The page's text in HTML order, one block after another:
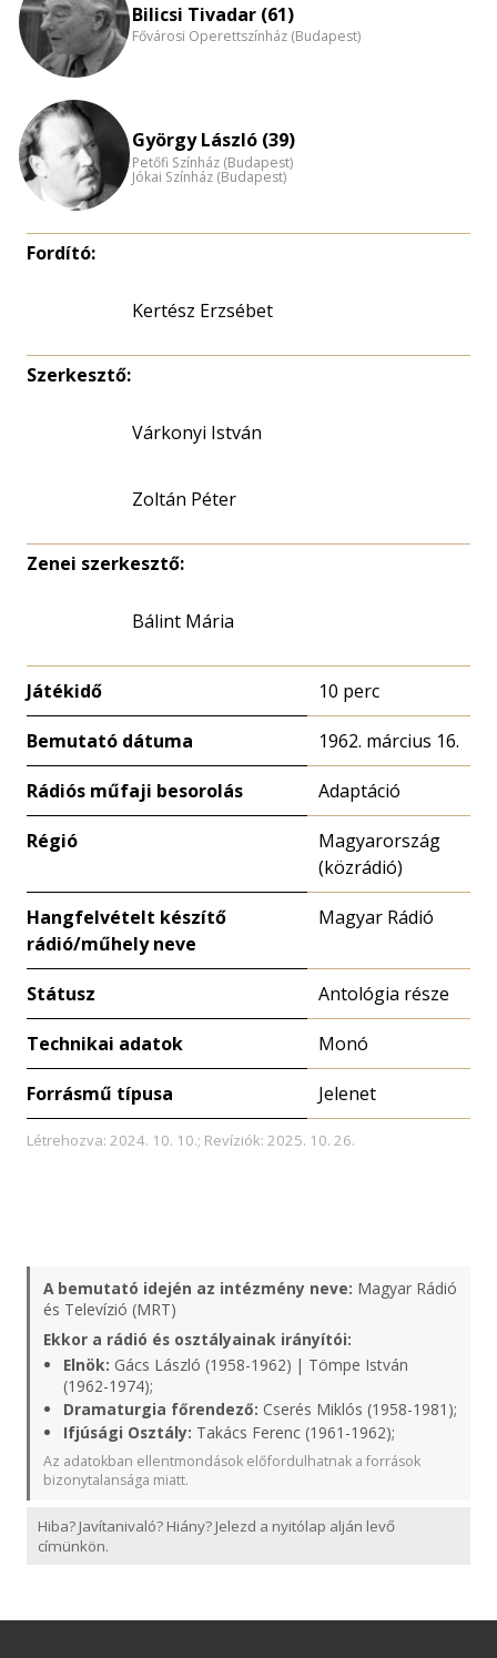
Bilicsi Tivadar (61)
Fővárosi Operettszínház (Budapest)
György László (39)
Petőfi Színház (Budapest)
Jókai Színház (Budapest)
Fordító:
Kertész Erzsébet
Szerkesztő:
Várkonyi István
Zoltán Péter
Zenei szerkesztő:
Bálint Mária
Játékidő 10 perc
Bemutató dátuma 1962. március 16.
Rádiós műfaji besorolás Adaptáció
Régió
Magyarország
(közrádió)
Hangfelvételt készítő
rádió/műhely neve
Magyar Rádió
Státusz Antológia része
Technikai adatok Monó
Forrásmű típusa Jelenet
Létrehozva: 2024. 10. 10.; Revíziók: 2025. 10. 26.
A bemutató idején az intézmény neve: Magyar Rádió
és Televízió (MRT)
Ekkor a rádió és osztályainak irányítói:
Elnök: Gács László (1958-1962) | Tömpe István
(1962-1974);
Dramaturgia főrendező: Cserés Miklós (1958-1981);
Ifjúsági Osztály: Takács Ferenc (1961-1962);
Az adatokban ellentmondások előfordulhatnak a források
bizonytalansága miatt.
Hiba? Javítanivaló? Hiány? Jelezd a nyitólap alján levő
címünkön.